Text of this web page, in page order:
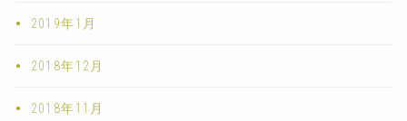
2019年1月
2018年12月
2018年11月